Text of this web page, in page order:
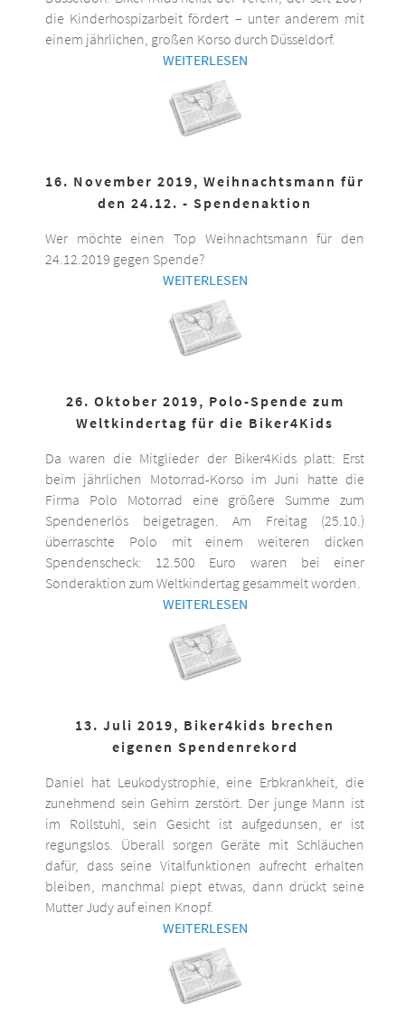
die Kinderhospizarbeit fördert – unter anderem mit
einem jährlichen, großen Korso durch Düsseldorf.
WEITERLESEN
16. November 2019, Weihnachtsmann für
den 24.12. - Spendenaktion
Wer möchte einen Top Weihnachtsmann für den
24.12.2019 gegen Spende?
WEITERLESEN
26. Oktober 2019, Polo-Spende zum
Weltkindertag für die Biker4Kids
Da waren die Mitglieder der Biker4Kids platt: Erst
beim jährlichen Motorrad-Korso im Juni hatte die
Firma Polo Motorrad eine größere Summe zum
Spendenerlös beigetragen. Am Freitag (25.10.)
überraschte Polo mit einem weiteren dicken
Spendenscheck: 12.500 Euro waren bei einer
Sonderaktion zum Weltkindertag gesammelt worden.
WEITERLESEN
13. Juli 2019, Biker4kids brechen
eigenen Spendenrekord
Daniel hat Leukodystrophie, eine Erbkrankheit, die
zunehmend sein Gehirn zerstört. Der junge Mann ist
im Rollstuhl, sein Gesicht ist aufgedunsen, er ist
regungslos. Überall sorgen Geräte mit Schläuchen
dafür, dass seine Vitalfunktionen aufrecht erhalten
bleiben, manchmal piept etwas, dann drückt seine
Mutter Judy auf einen Knopf.
WEITERLESEN